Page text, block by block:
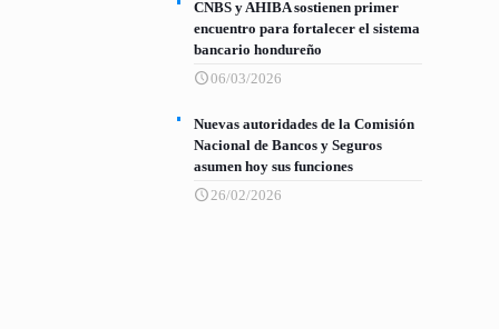
CNBS y AHIBA sostienen primer
encuentro para fortalecer el sistema
bancario hondureño
06/03/2026
Nuevas autoridades de la Comisión
Nacional de Bancos y Seguros
asumen hoy sus funciones
26/02/2026